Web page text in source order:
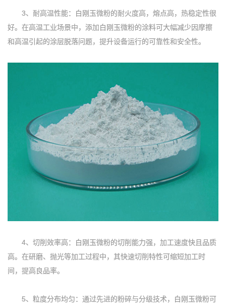
3、耐高温性能：白刚玉微粉的耐火度高，熔点高，热稳定性很
好。在高温工业场景中，添加白刚玉微粉的涂料可大幅减少因摩擦
和高温引起的涂层脱落问题，提升设备运行的可靠性和安全性。
4、切削效率高：白刚玉微粉的切削能力强，加工速度快且品质
高。在研磨、抛光等加工过程中，其快速切削特性可缩短加工时
间，提高良品率。
5、粒度分布均匀：通过先进的粉碎与分级技术，白刚玉微粉可